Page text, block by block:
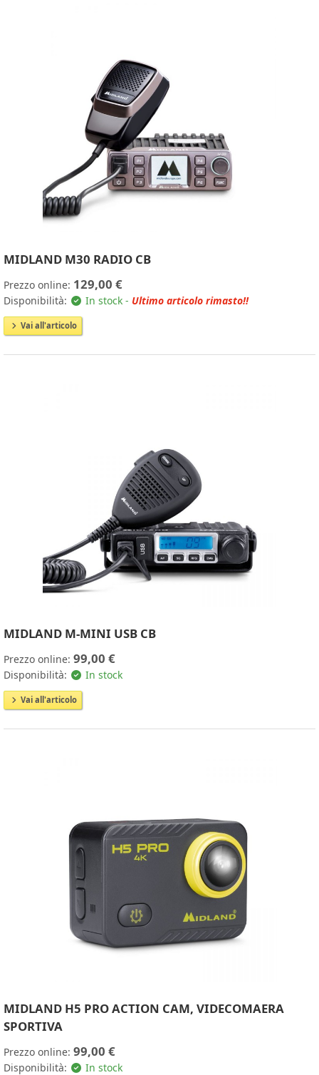
MIDLAND M30 RADIO CB
Prezzo online: 129,00 €
Disponibilità: In stock - Ultimo articolo rimasto!!
Vai all'articolo
MIDLAND M-MINI USB CB
Prezzo online: 99,00 €
Disponibilità: In stock
Vai all'articolo
MIDLAND H5 PRO ACTION CAM, VIDECOMAERA
SPORTIVA
Prezzo online: 99,00 €
Disponibilità: In stock